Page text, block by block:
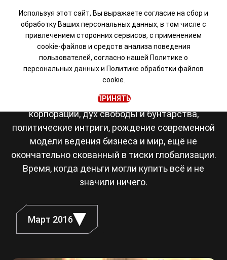
Визуальная новелла в
сеттинге Японии 80-х
музыки, становление транснациональных
корпораций, дух свободы и бунтарства,
политические интриги, рождение современной
модели ведения бизнеса и мир, ещё не
окончательно скованный в тиски глобализации.
Время, когда деньги могли купить всё и не
значили ничего.
Март 2016
Используя этот сайт, Вы выражаете согласие на сбор и
обработку Ваших персональных данных, в том числе с
привлечением сторонних сервисов, с применением
cookie-файлов и средств анализа поведения
пользователей, согласно нашей Политике о
персональных данныхи Политике обработки файлов
cookie.
ПРИНЯТЬ